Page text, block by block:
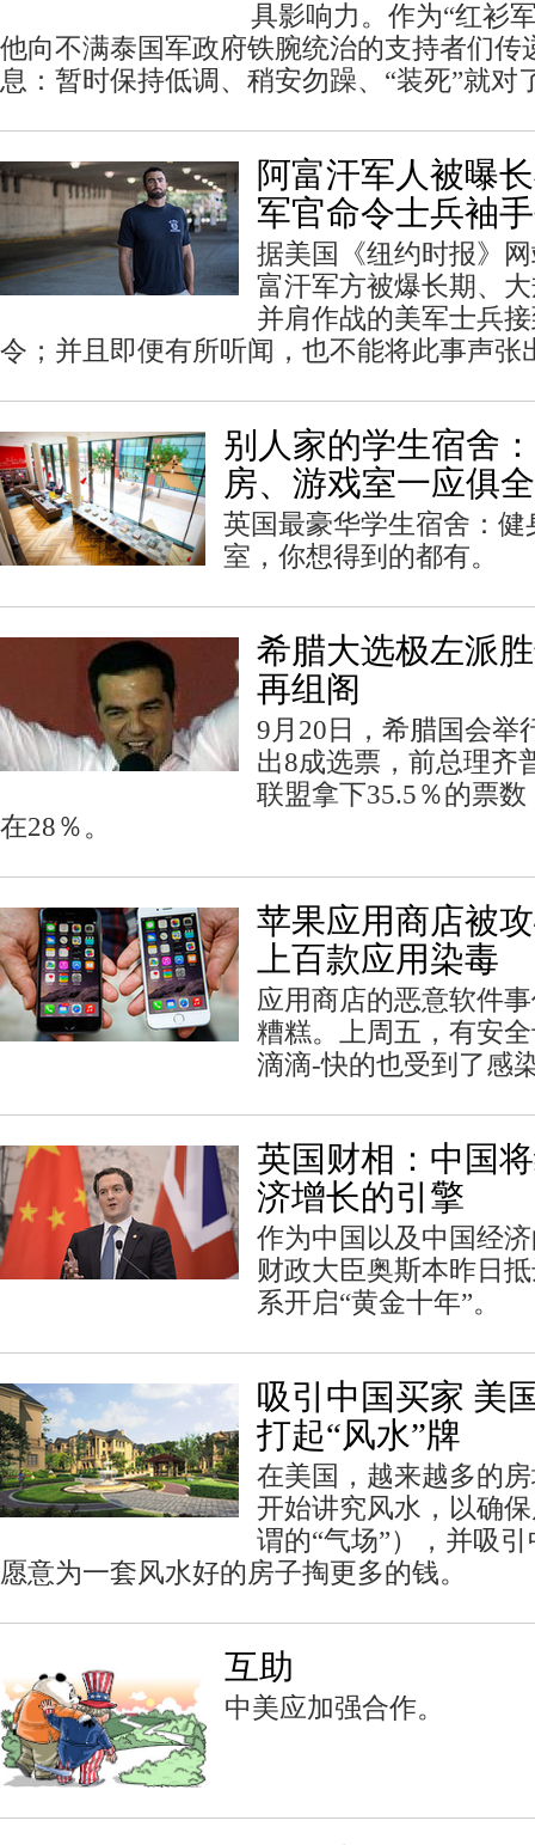
具影响力。作为“红衫
他向不满泰国军政府铁腕统治的支持者们传
息：暂时保持低调、稍安勿躁、“装死”就对
阿富汗军人被曝
军官命令士兵袖
据美国《纽约时报》
富汗军方被爆长期、
并肩作战的美军士兵
令；并且即便有所听闻，也不能将此事声张
别人家的学生宿舍
房、游戏室一应俱全
英国最豪华学生宿舍：
室，你想得到的都有。
希腊大选极左派
再组阁
9月20日，希腊国会举
出8成选票，前总理齐
联盟拿下35.5％的票
在28％。
苹果应用商店被
上百款应用染毒
应用商店的恶意软件
糟糕。上周五，有安
滴滴-快的也受到了感
英国财相：中国
济增长的引擎
作为中国以及中国经
财政大臣奥斯本昨日
系开启“黄金十年”。
吸引中国买家 美
打起“风水”牌
在美国，越来越多的
开始讲究风水，以确
谓的“气场”），并吸
愿意为一套风水好的房子掏更多的钱。
互助
中美应加强合作。